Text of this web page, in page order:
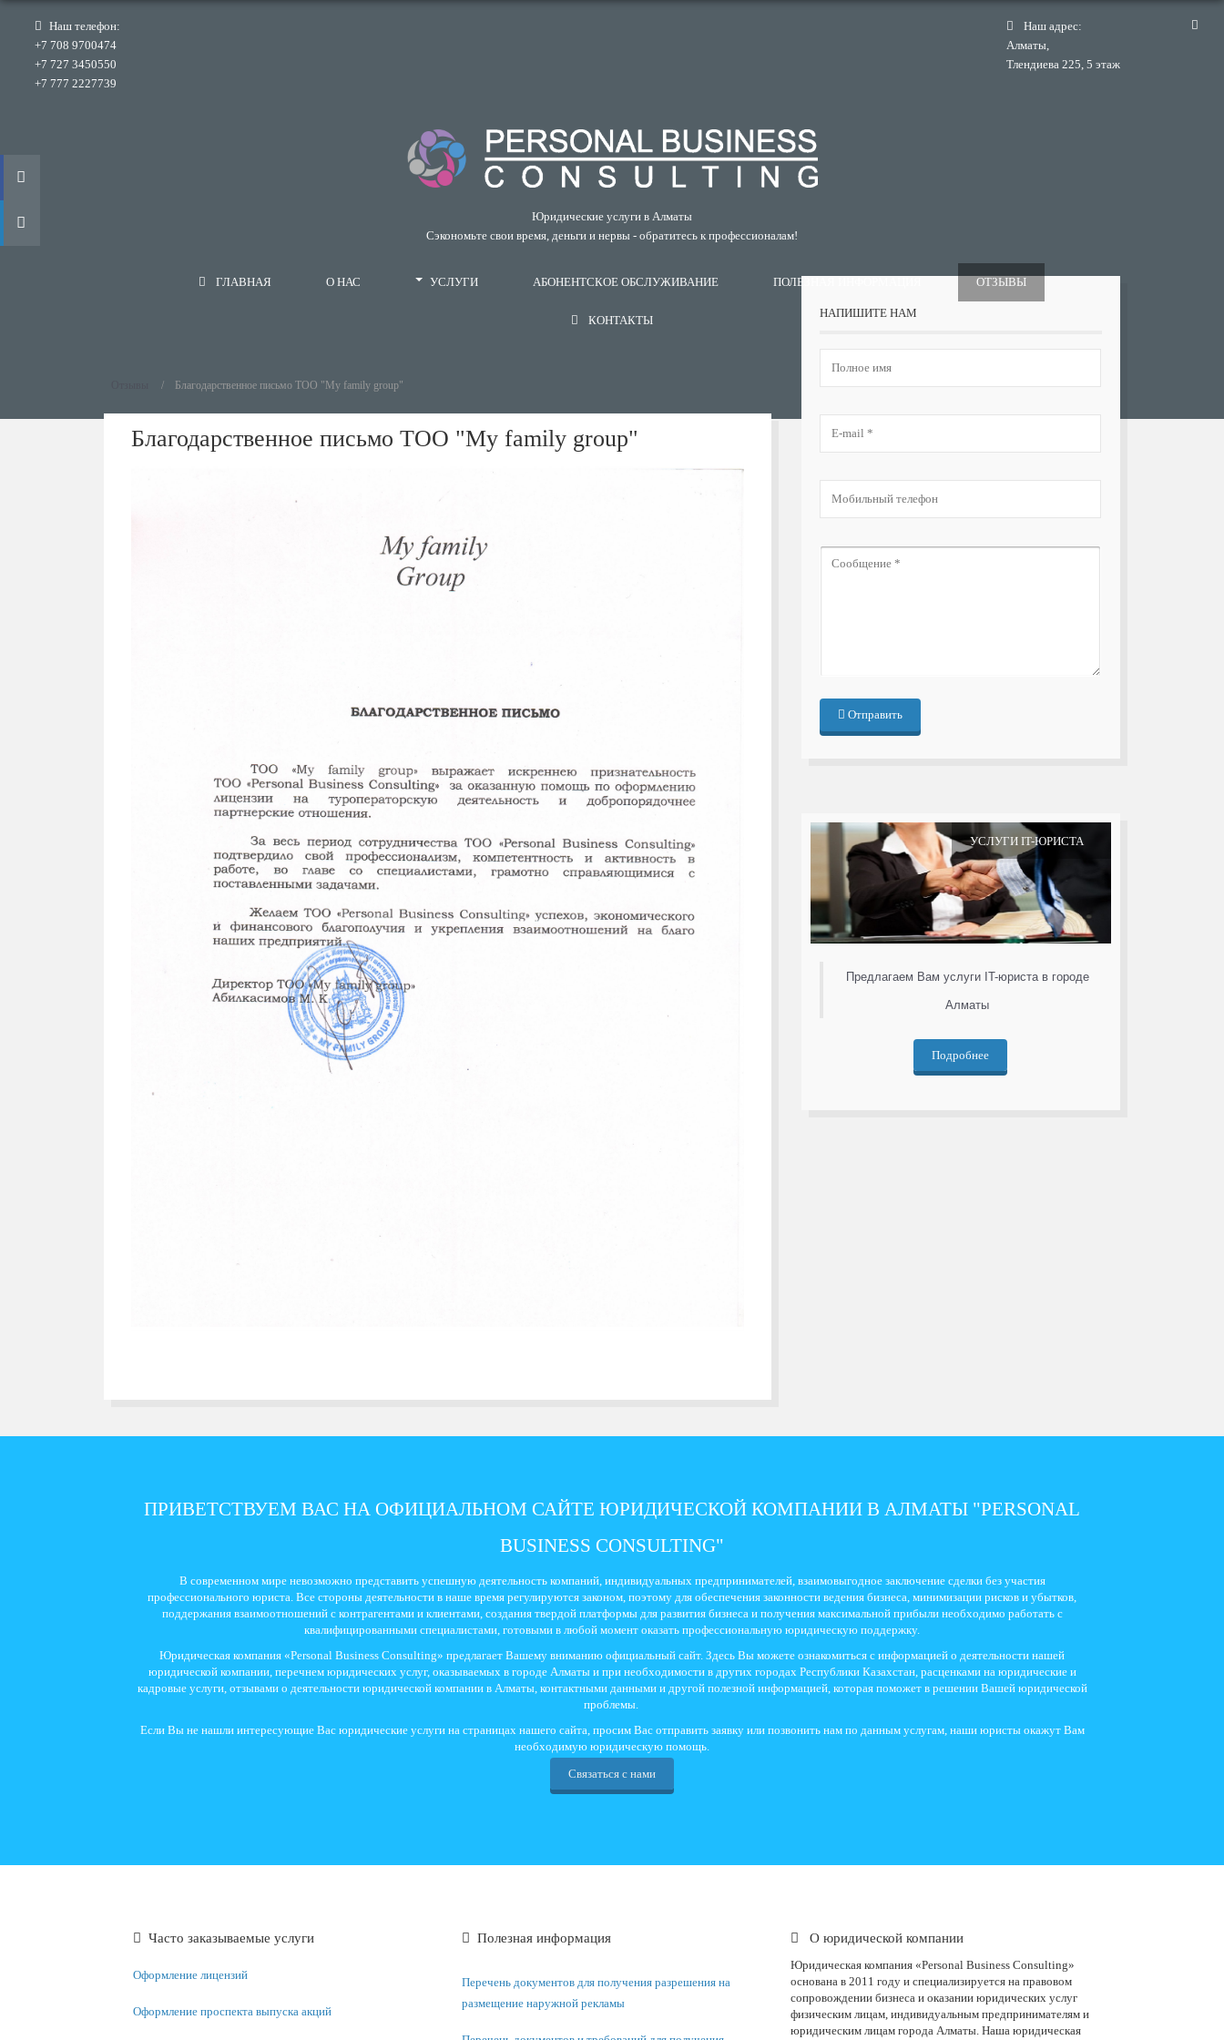
Наш телефон:
+7 708 9700474
+7 727 3450550
+7 777 2227739
Наш адрес:
Алматы,
Тлендиева 225, 5 этаж
Юридические услуги в Алматы
Сэкономьте свои время, деньги и нервы - обратитесь к профессионалам!
ГЛАВНАЯ О НАС УСЛУГИ АБОНЕНТСКОЕ ОБСЛУЖИВАНИЕ ПОЛЕЗНАЯ ИНФОРМАЦИЯ ОТЗЫВЫ
КОНТАКТЫ
Благодарственное письмо ТОО "My family group"
Благодарственное письмо ТОО "My family group"
НАПИШИТЕ НАМ
Отправить
УСЛУГИ IT-ЮРИСТА
Предлагаем Вам услуги IT-юриста в городе
Алматы
Подробнее
ПРИВЕТСТВУЕМ ВАС НА ОФИЦИАЛЬНОМ САЙТЕ ЮРИДИЧЕСКОЙ КОМПАНИИ В АЛМАТЫ "PERSONAL
BUSINESS CONSULTING"
В современном мире невозможно представить успешную деятельность компаний, индивидуальных предпринимателей, взаимовыгодное заключение сделки без участия
профессионального юриста. Все стороны деятельности в наше время регулируются законом, поэтому для обеспечения законности ведения бизнеса, минимизации рисков и убытков,
поддержания взаимоотношений с контрагентами и клиентами, создания твердой платформы для развития бизнеса и получения максимальной прибыли необходимо работать с
квалифицированными специалистами, готовыми в любой момент оказать профессиональную юридическую поддержку.
Юридическая компания «Personal Business Consulting» предлагает Вашему вниманию официальный сайт. Здесь Вы можете ознакомиться с информацией о деятельности нашей
юридической компании, перечнем юридических услуг, оказываемых в городе Алматы и при необходимости в других городах Республики Казахстан, расценками на юридические и
кадровые услуги, отзывами о деятельности юридической компании в Алматы, контактными данными и другой полезной информацией, которая поможет в решении Вашей юридической
проблемы.
Если Вы не нашли интересующие Вас юридические услуги на страницах нашего сайта, просим Вас отправить заявку или позвонить нам по данным услугам, наши юристы окажут Вам
необходимую юридическую помощь.
Связаться с нами
Часто заказываемые услуги
Оформление лицензий
Оформление проспекта выпуска акций
Полезная информация
Перечень документов для получения разрешения на
размещение наружной рекламы
О юридической компании
Юридическая компания «Personal Business Consulting»
основана в 2011 году и специализируется на правовом
сопровождении бизнеса и оказании юридических услуг
физическим лицам, индивидуальным предпринимателям и
юридическим лицам города Алматы. Наша юридическая